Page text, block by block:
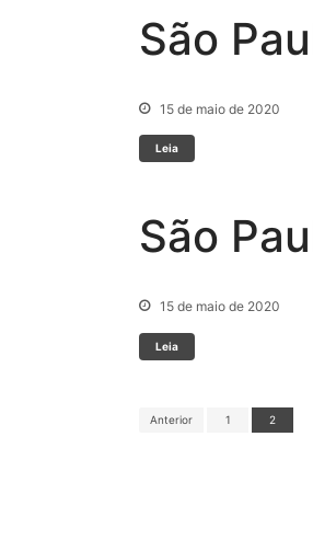
São
15 de maio de 2020
Leia
São
15 de maio de 2020
Leia
Anterior 1 2